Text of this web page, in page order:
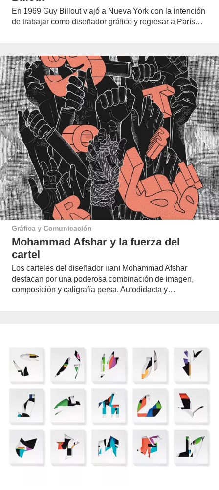
En 1969 Guy Billout viajó a Nueva York con la intención
de trabajar como diseñador gráfico y regresar a París…
Gráfica y Comunicación
Mohammad Afshar y la fuerza del
cartel
Los carteles del diseñador iraní Mohammad Afshar
destacan por una poderosa combinación de imagen,
composición y caligrafía persa. Autodidacta y…